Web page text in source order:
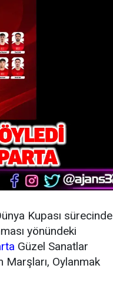
Kupası sürecinde
yönündeki
Güzel Sanatlar
Marşları, Oylanmak